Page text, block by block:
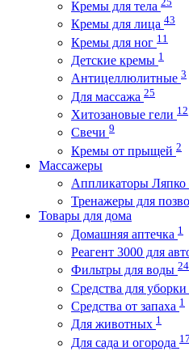
Кремы для тела
Кремы для лица 43
Кремы для ног 11
Детские кремы 1
Антицеллюлитные 3
Для массажа 25
Хитозановые гели 12
Свечи 9
Кремы от прыщей 2
Массажеры
Аппликаторы Ляпко
Тренажеры для
Товары для дома
Домашняя аптечка 1
Реагент 3000 для
Фильтры для воды 24
Средства для уборки
Средства от запаха 1
Для животных 1
Для сада и огорода 17